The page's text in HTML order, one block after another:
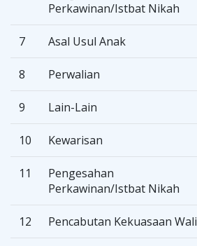
Perkawinan/Istbat Nikah
7 Asal Usul Anak
8 Perwalian
9 Lain-Lain
10 Kewarisan
11
Pengesahan
Perkawinan/Istbat Nikah
12 Pencabutan Kekuasaan Wali